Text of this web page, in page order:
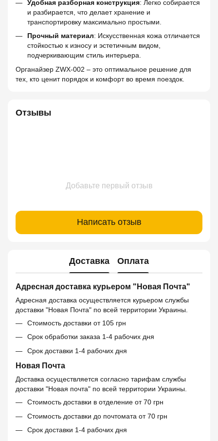
Удобная разборная конструкция: Легко собирается
и разбирается, что делает хранение и
транспортировку максимально простыми.
Прочный материал: Искусственная кожа отличается
стойкостью к износу и эстетичным видом,
подчеркивающим стиль интерьера.
Органайзер ZWX-002 – это оптимальное решение для
тех, кто ценит порядок и комфорт во время поездок.
Отзывы
Добавьте первый отзыв
Написать отзыв
Доставка Оплата
Адресная доставка курьером "Новая Почта"
Адресная доставка осуществляется курьером службы
доставки "Новая Почта" по всей территории Украины.
Стоимость доставки от 105 грн
Срок обработки заказа 1-4 рабочих дня
Срок доставки 1-4 рабочих дня
Новая Почта
Доставка осуществляется согласно тарифам службы
доставки "Новая почта" по всей территории Украины.
Стоимость доставки в отделение от 70 грн
Стоимость доставки до почтомата от 70 грн
Срок доставки 1-4 рабочих дня